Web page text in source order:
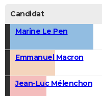
Candidat
Marine Le Pen
Emmanuel Macron
Jean-Luc Mélenchon